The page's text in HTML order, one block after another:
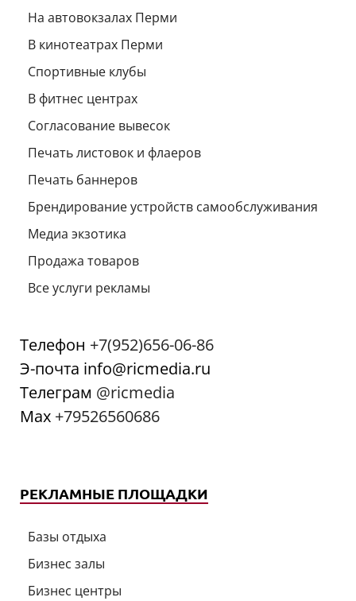
На автовокзалах Перми
В кинотеатрах Перми
Спортивные клубы
В фитнес центрах
Согласование вывесок
Печать листовок и флаеров
Печать баннеров
Брендирование устройств самообслуживания
Медиа экзотика
Продажа товаров
Все услуги рекламы
Телефон +7(952)656-06-86
Э-почта info@ricmedia.ru
Телеграм @ricmedia
Мах +79526560686
РЕКЛАМНЫЕ ПЛОЩАДКИ
Базы отдыха
Бизнес залы
Бизнес центры